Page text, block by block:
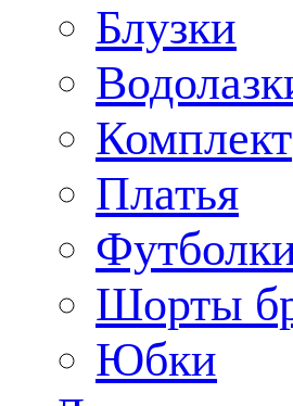
Блузки
Комплект
Платья
Шорты
Юбки